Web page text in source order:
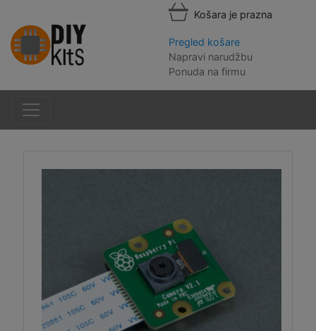
Košara je prazna
Pregled košare
Napravi narudžbu
Ponuda na firmu